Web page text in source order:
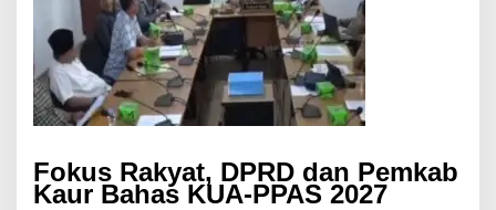
Fokus Rakyat, DPRD dan Pemkab
Kaur Bahas KUA-PPAS 2027